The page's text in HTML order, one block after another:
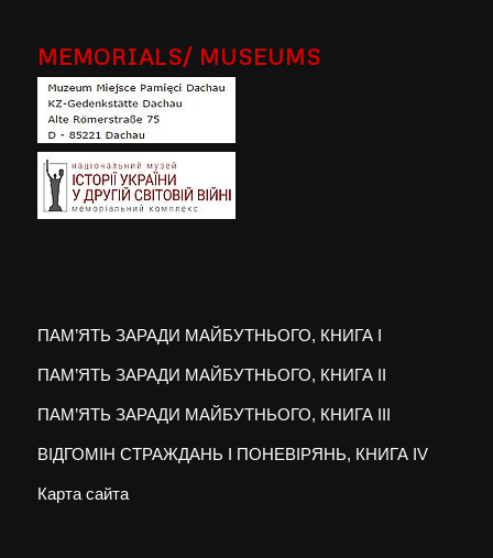
MEMORIALS/ MUSEUMS
ПАМ’ЯТЬ ЗАРАДИ МАЙБУТНЬОГО, КНИГА I
ПАМ’ЯТЬ ЗАРАДИ МАЙБУТНЬОГО, КНИГА II
ПАМ’ЯТЬ ЗАРАДИ МАЙБУТНЬОГО, КНИГА III
ВІДГОМІН СТРАЖДАНЬ І ПОНЕВІРЯНЬ, КНИГА IV
Карта сайта